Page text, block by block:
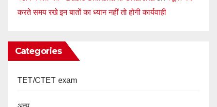
करते समय रखे इन बातों का ध्यान नहीं तो होगी कार्यवाही
Categories
TET/CTET exam